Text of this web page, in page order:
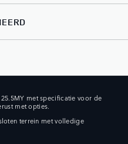
met specificatie voor de
met opties.
terrein met volledige